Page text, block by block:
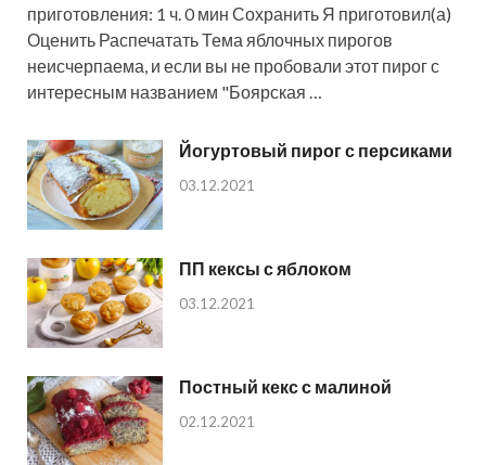
приготовления: 1 ч. 0 мин Сохранить Я приготовил(а)
Оценить Распечатать Тема яблочных пирогов
неисчерпаема, и если вы не пробовали этот пирог с
интересным названием "Боярская …
Йогуртовый пирог с персиками
03.12.2021
ПП кексы с яблоком
03.12.2021
Постный кекс с малиной
02.12.2021